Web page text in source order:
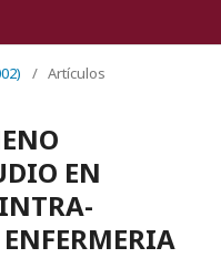
/ Artículos
EN